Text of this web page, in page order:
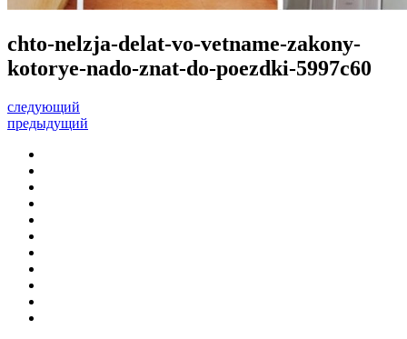
chto-nelzja-delat-vo-vetname-zakony-
kotorye-nado-znat-do-poezdki-5997c60
следующий
предыдущий